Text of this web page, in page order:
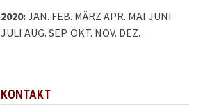
2020:JAN. FEB. MÄRZ APR. MAI JUNI
JULI AUG. SEP. OKT. NOV. DEZ.
KONTAKT